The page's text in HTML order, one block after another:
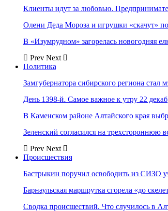
Клиенты идут за любовью.
Олени Деда Мороза и игрушки «скачут»
В «Изумрудном» загорелась новогодняя
Prev Next
Политика
Замгубернатора сибирского региона стал
День 1398-й. Самое важное к утру 22
В Каменском районе Алтайского края
Зеленский согласился на
Prev Next
Происшествия
Бастрыкин поручил освободить из СИЗО
Барнаульская маршрутка сгорела «до
Сводка происшествий. Что случилось в